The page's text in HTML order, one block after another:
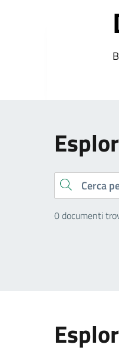
Cerca
0 documenti